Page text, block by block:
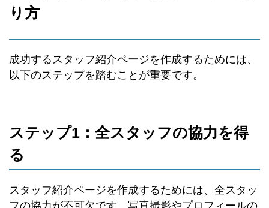
り方
成功するスタッフ紹介ページを作成するためには、
以下のステップを踏むことが重要です。
ステップ1：全スタッフの協力を得
る
スタッフ紹介ページを作成するためには、全スタッ